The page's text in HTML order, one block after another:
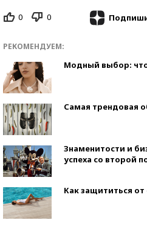
0 0
РЕКОМЕНДУЕМ:
Модный выбор: что
Самая трендовая
Знаменитости и
успеха со второй
Как защититься от